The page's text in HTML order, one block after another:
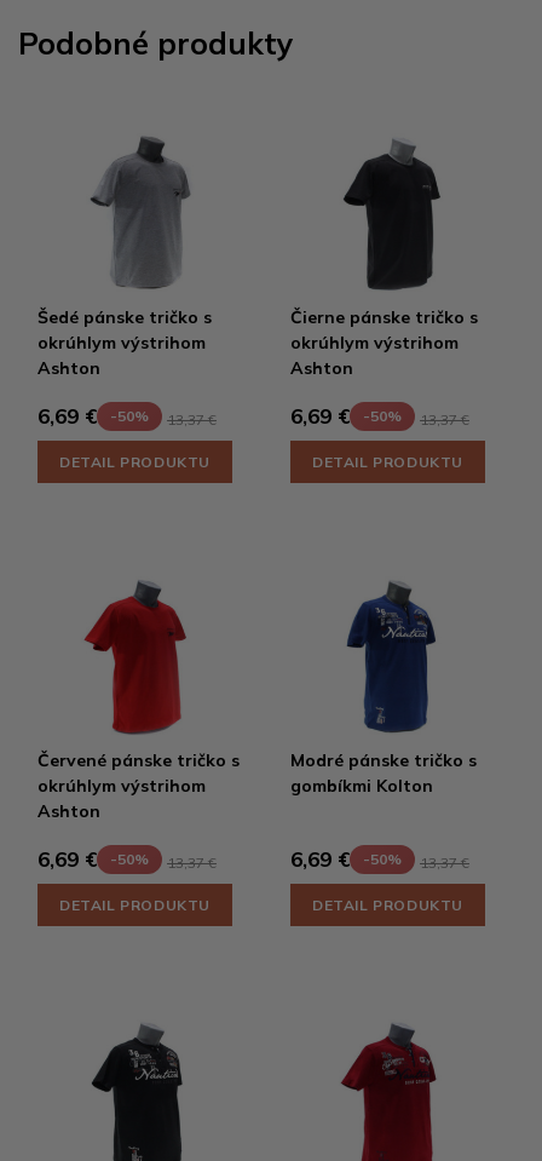
Podobné produkty
Šedé pánske tričko s
okrúhlym výstrihom
Ashton
6,69 € -50% 13,37 €
DETAIL PRODUKTU
Čierne pánske tričko s
okrúhlym výstrihom
Ashton
6,69 € -50% 13,37 €
DETAIL PRODUKTU
Červené pánske tričko s
okrúhlym výstrihom
Ashton
6,69 € -50% 13,37 €
DETAIL PRODUKTU
Modré pánske tričko s
gombíkmi Kolton
6,69 € -50% 13,37 €
DETAIL PRODUKTU